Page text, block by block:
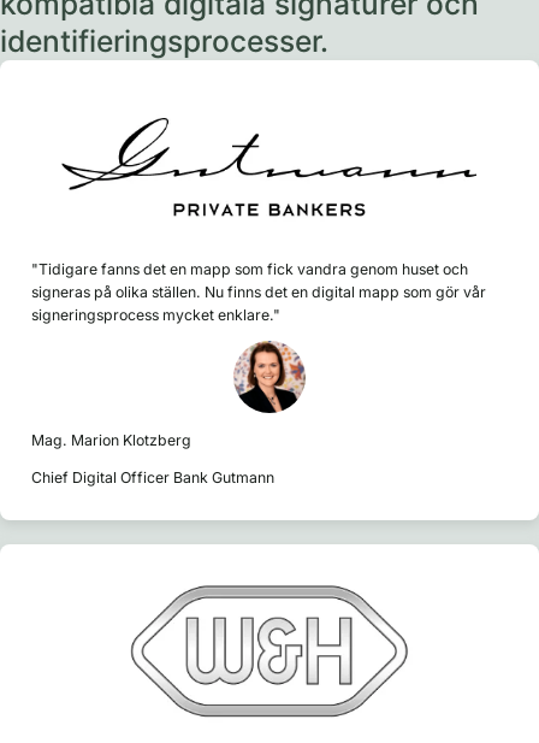
identifieringsprocesser.
"Tidigare fanns det en mapp som fick vandra genom huset och
signeras på olika ställen. Nu finns det en digital mapp som gör vår
signeringsprocess mycket enklare."
Mag. Marion Klotzberg
Chief Digital Officer Bank Gutmann